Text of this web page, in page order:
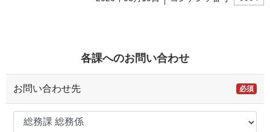
各課へのお問い合わせ
お問い合わせ先 必須